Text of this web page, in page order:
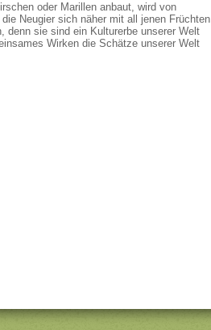
oder Marillen anbaut, wird von
Neugier sich näher mit all jenen Früchten
denn sie sind ein Kulturerbe unserer Welt
Wirken die Schätze unserer Welt